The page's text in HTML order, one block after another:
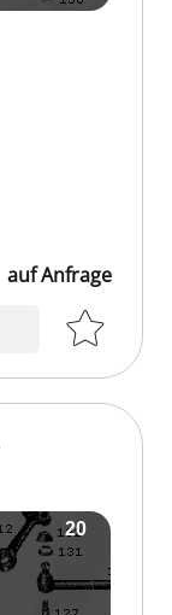
auf Anfrage